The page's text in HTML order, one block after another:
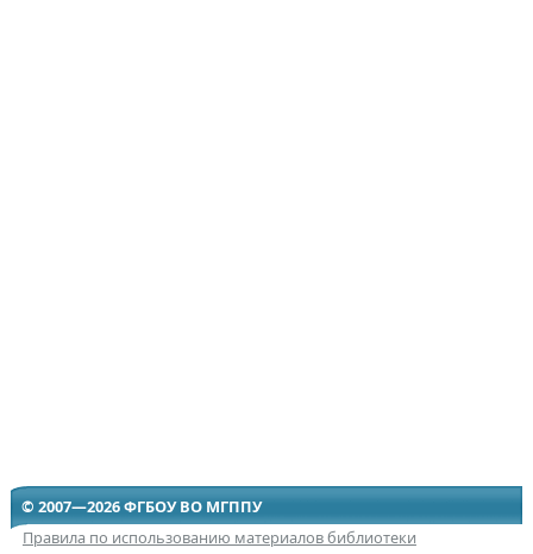
© 2007—2026 ФГБОУ ВО МГППУ
Правила по использованию материалов библиотеки